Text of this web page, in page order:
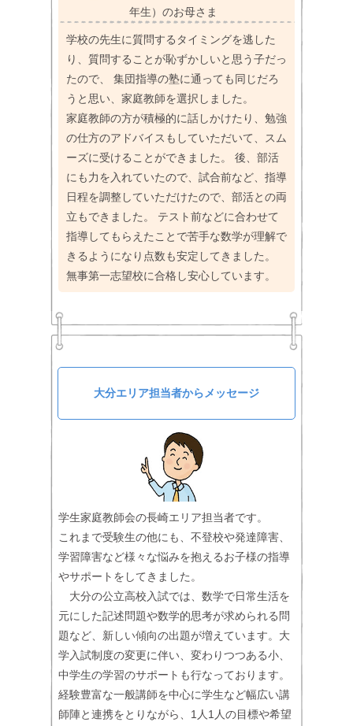
年生）のお母さま
学校の先生に質問するタイミングを逃した
り、質問することが恥ずかしいと思う子だっ
たので、 集団指導の塾に通っても同じだろ
うと思い、家庭教師を選択しました。
家庭教師の方が積極的に話しかけたり、勉強
の仕方のアドバイスもしていただいて、スム
ーズに受けることができました。 後、部活
にも力を入れていたので、試合前など、指導
日程を調整していただけたので、部活との両
立もできました。 テスト前などに合わせて
指導してもらえたことで苦手な数学が理解で
きるようになり点数も安定してきました。
無事第一志望校に合格し安心しています。
大分エリア担当者からメッセージ
学生家庭教師会の長崎エリア担当者です。
これまで受験生の他にも、不登校や発達障害、
学習障害など様々な悩みを抱えるお子様の指導
やサポートをしてきました。
大分の公立高校入試では、数学で日常生活を
元にした記述問題や数学的思考が求められる問
題など、新しい傾向の出題が増えています。大
学入試制度の変更に伴い、変わりつつある小、
中学生の学習のサポートも行なっております。
経験豊富な一般講師を中心に学生など幅広い講
師陣と連携をとりながら、1人1人の目標や希望